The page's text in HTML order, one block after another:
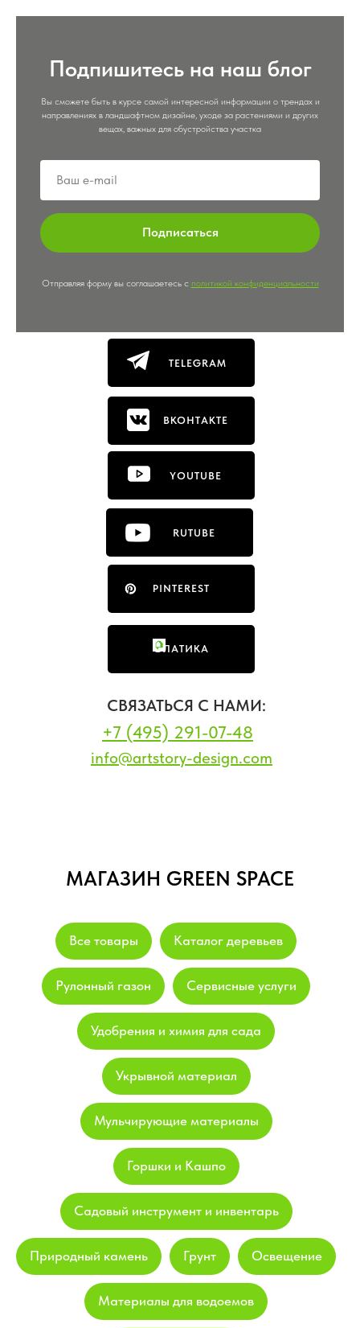
Подпишитесь на наш блог
Вы сможете быть в курсе самой интересной информации о трендах и
направлениях в ландшафтном дизайне, уходе за растениями и других
вещах, важных для обустройства участка
Подписаться
Отправляя форму вы соглашаетесь с политикой конфиденциальности
TELEGRAM
PINTEREST
ФЛАТИКА
YOUTUBE
ВКОНТАКТЕ
СВЯЗАТЬСЯ С НАМИ:
+7 (495) 291-07-48
info@artstory-design.com
RUTUBE
МАГАЗИН GREEN SPACE
Все товары Каталог деревьев
Рулонный газон Сервисные услуги
Удобрения и химия для сада
Укрывной материал
Мульчирующие материалы
Горшки и Кашпо
Садовый инструмент и инвентарь
Природный камень Грунт Освещение
Материалы для водоемов